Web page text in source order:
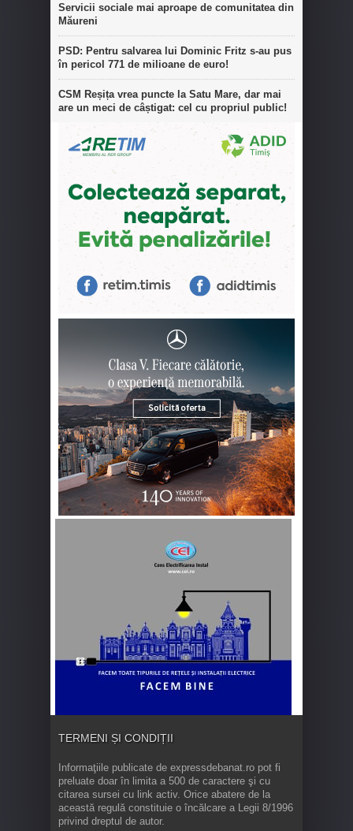
Servicii sociale mai aproape de comunitatea din
Măureni
PSD: Pentru salvarea lui Dominic Fritz s-au pus
în pericol 771 de milioane de euro!
CSM Reșița vrea puncte la Satu Mare, dar mai
are un meci de câștigat: cel cu propriul public!
TERMENI ȘI CONDIȚII
Informaţiile publicate de expressdebanat.ro pot fi
preluate doar în limita a 500 de caractere şi cu
citarea sursei cu link activ. Orice abatere de la
această regulă constituie o încălcare a Legii 8/1996
privind dreptul de autor.